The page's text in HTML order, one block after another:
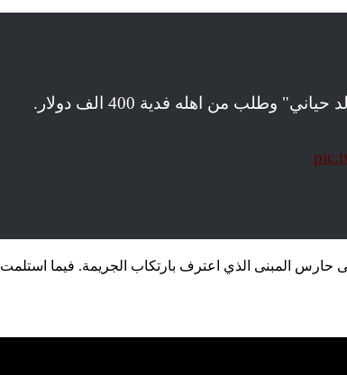
من اهله فدية 400 الف دولار.
المبنى الذي اعترف بارتكاب الجريمة. فيما